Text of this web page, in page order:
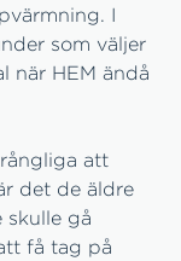
I
som väljer
när HEM ändå
att
det de äldre
skulle gå
få tag på